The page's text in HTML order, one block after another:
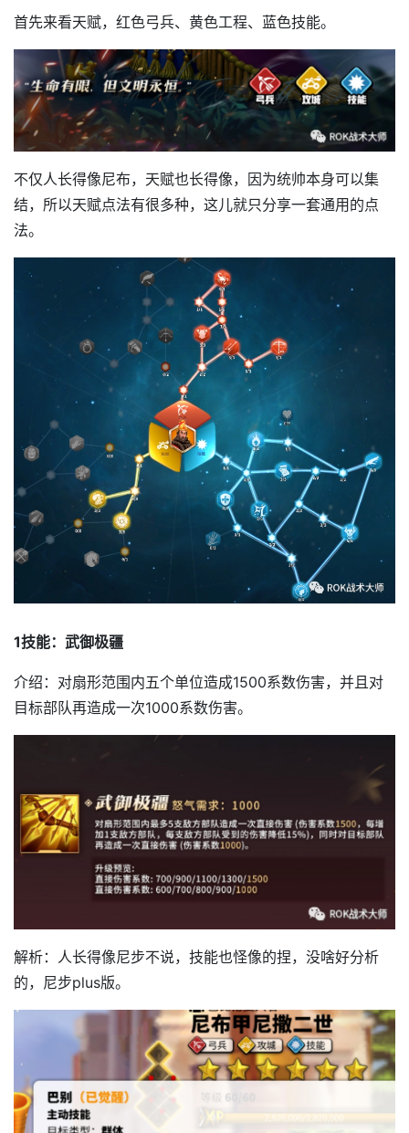
首先来看天赋，红色弓兵、黄色工程、蓝色技能。
不仅人长得像尼布，天赋也长得像，因为统帅本身可以集
结，所以天赋点法有很多种，这儿就只分享一套通用的点
法。
1技能：武御极疆
介绍：对扇形范围内五个单位造成1500系数伤害，并且对
目标部队再造成一次1000系数伤害。
解析：人长得像尼步不说，技能也怪像的捏，没啥好分析
的，尼步plus版。